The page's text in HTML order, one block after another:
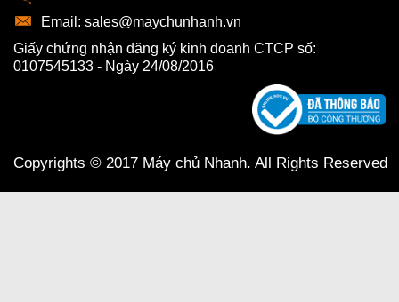
Email: sales@maychunhanh.vn
Giấy chứng nhận đăng ký kinh doanh CTCP số:
0107545133 - Ngày 24/08/2016
Copyrights © 2017 Máy chủ Nhanh. All Rights Reserved